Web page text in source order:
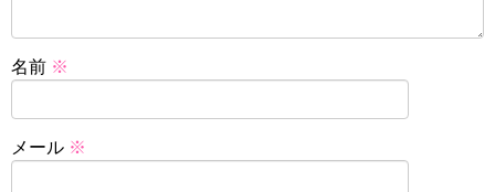
名前 ※
メール ※